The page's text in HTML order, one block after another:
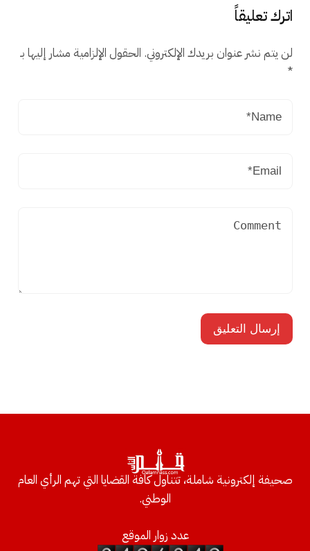
اترك تعليقاً
لن يتم نشر عنوان بريدك الإلكتروني. الحقول الإلزامية مشار إليها بـ
*
صحيفة إلكترونية شاملة، تتناول كافة القضايا التي تهم الرأي العام
الوطني.
عدد زوار الموقع